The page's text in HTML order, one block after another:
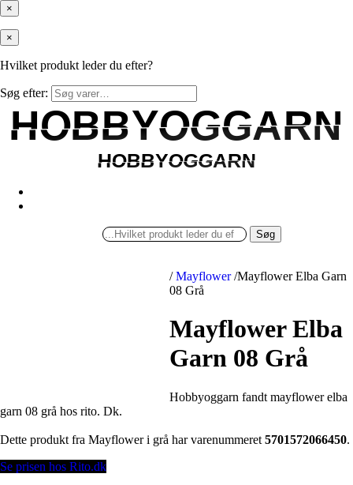
×
×
Hvilket produkt leder du efter?
Søg efter:
HOBBYOGGARN
HOBBYOGGARN
HOBBYOGGARN
HOBBYOGGARN
Søg
/ Mayflower /Mayflower Elba Garn
08 Grå
Mayflower Elba
Garn 08 Grå
Hobbyoggarn fandt mayflower elba
garn 08 grå hos rito. Dk.
Dette produkt fra Mayflower i grå har varenummeret 5701572066450.
Se prisen hos Rito.dk